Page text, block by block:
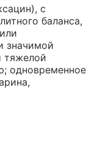
с
баланса,
значимой
тяжелой
одновременное